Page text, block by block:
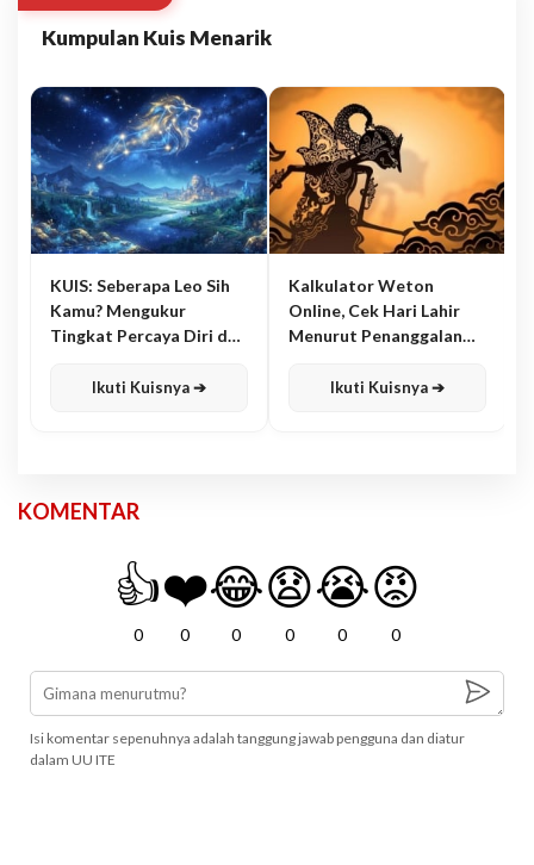
Kumpulan Kuis Menarik
KUIS: Seberapa Leo Sih
Kamu? Mengukur
Tingkat Percaya Diri dan
Ikuti Kuisnya ➔
Kalkulator Weton
Online, Cek Hari Lahir
Menurut Penanggalan
Ikuti Kuisnya ➔
KOMENTAR
👍
0
❤️
0
😂
0
😧
0
😭
0
😡
0
Isi komentar sepenuhnya adalah tanggung jawab pengguna dan diatur
dalam UU ITE